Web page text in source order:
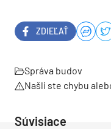
ZDIEĽAŤ
Správa budov
Našli ste chybu
Súvisiace